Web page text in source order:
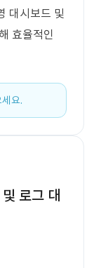
대시보드 및
효율적인
요.
로그 대